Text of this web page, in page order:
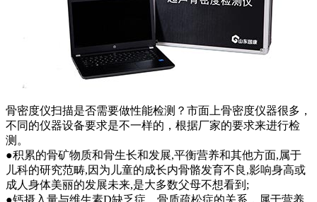
骨密度仪扫描是否需要做性能检测？市面上骨密度仪器很多，
不同的仪器设备要求是不一样的，根据厂家的要求来进行检
测。
●积累的骨矿物质和骨生长和发展,平衡营养和其他方面,属于
儿科的研究范畴,因为儿童的成长内骨骼发育不良,影响身高或
成人身体美丽的发展未来,是大多数父母不想看到;